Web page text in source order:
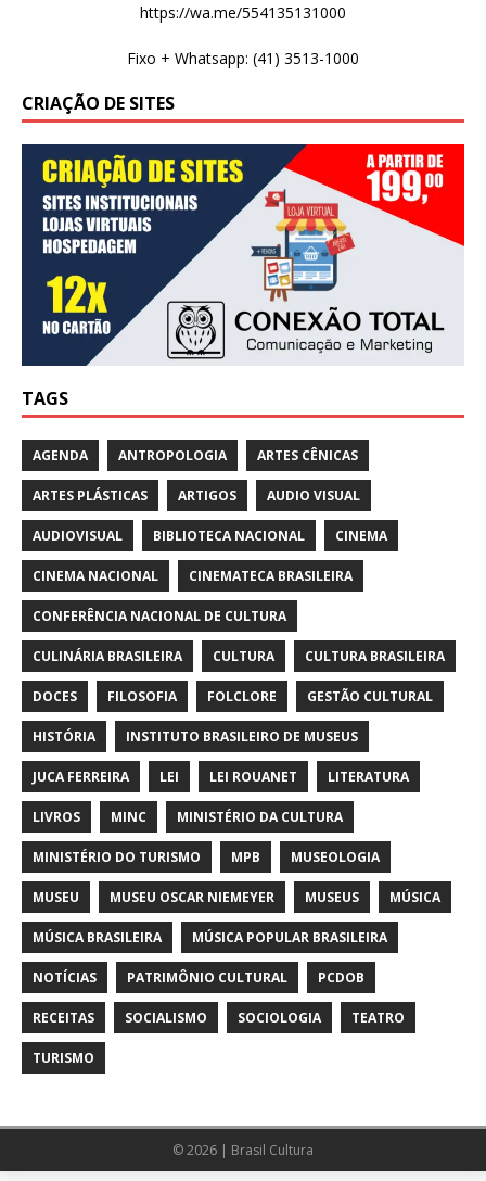
https://wa.me/554135131000
Fixo + Whatsapp: (41) 3513-1000
CRIAÇÃO DE SITES
TAGS
AGENDA ANTROPOLOGIA ARTES CÊNICAS
ARTES PLÁSTICAS ARTIGOS AUDIO VISUAL
AUDIOVISUAL BIBLIOTECA NACIONAL CINEMA
CINEMA NACIONAL CINEMATECA BRASILEIRA
CONFERÊNCIA NACIONAL DE CULTURA
CULINÁRIA BRASILEIRA CULTURA CULTURA BRASILEIRA
DOCES FILOSOFIA FOLCLORE GESTÃO CULTURAL
HISTÓRIA INSTITUTO BRASILEIRO DE MUSEUS
JUCA FERREIRA LEI LEI ROUANET LITERATURA
LIVROS MINC MINISTÉRIO DA CULTURA
MINISTÉRIO DO TURISMO MPB MUSEOLOGIA
MUSEU MUSEU OSCAR NIEMEYER MUSEUS MÚSICA
MÚSICA BRASILEIRA MÚSICA POPULAR BRASILEIRA
NOTÍCIAS PATRIMÔNIO CULTURAL PCDOB
RECEITAS SOCIALISMO SOCIOLOGIA TEATRO
TURISMO
© 2026 | Brasil Cultura